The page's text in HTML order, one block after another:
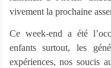
vivement la prochaine
Ce week-end a été
enfants surtout, les
expériences, nos soucis